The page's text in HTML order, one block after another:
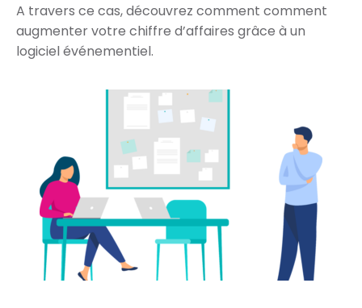
A travers ce cas, découvrez comment comment
augmenter votre chiffre d’affaires grâce à un
logiciel événementiel.